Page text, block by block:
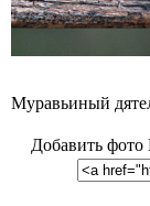
Муравьиный
Добавить фото